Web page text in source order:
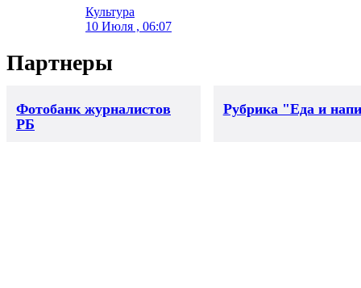
Культура
10 Июля , 06:07
Партнеры
Фотобанк журналистов
РБ
Рубрика "Еда и